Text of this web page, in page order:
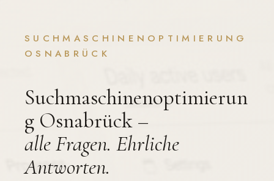
SUCHMASCHINENOPTIMIERUNG
OSNABRÜCK
Suchmaschinenoptimierun
g Osnabrück –
alle Fragen. Ehrliche
Antworten.